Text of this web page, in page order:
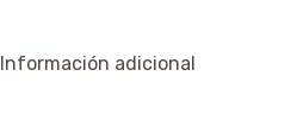
Información adicional